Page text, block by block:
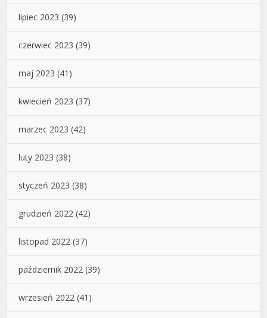
lipiec 2023 (39)
czerwiec 2023 (39)
maj 2023 (41)
kwiecień 2023 (37)
marzec 2023 (42)
luty 2023 (38)
styczeń 2023 (38)
grudzień 2022 (42)
listopad 2022 (37)
październik 2022 (39)
wrzesień 2022 (41)